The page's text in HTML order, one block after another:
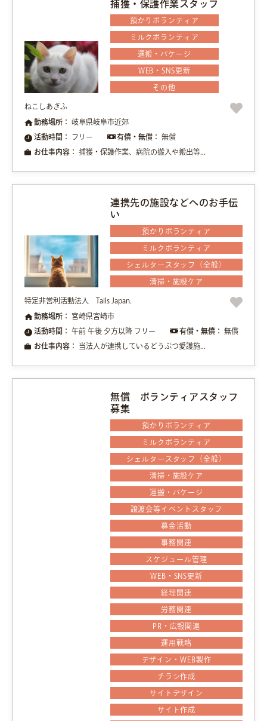
捕獲・保護作業スタッフ
預かりボランティア
ミルクボランティア
運搬・バケージ
WEB・SNS更新
その他
ねこしあぎふ
勤務場所： 岐阜県岐阜市近郊
活動時間： フリー 有償・無償： 無償
お仕事内容： 捕獲・保護作業、病院の搬入や搬出等...
連携先の施設などへのお手伝
い
預かりボランティア
ミルクボランティア
シェルタースタッフ（全般）
清掃・施設ケア
特定非営利活動法人 Tails Japan.
勤務場所： 宮崎県宮崎市
活動時間： 午前 午後 夕方以降 フリー 有償・無償： 無償
お仕事内容： 当法人が連携しているどうぶつ愛護施...
無償 ボランティアスタッフ
募集
預かりボランティア
ミルクボランティア
シェルタースタッフ（全般）
清掃・施設ケア
運搬・バケージ
譲渡会等イベントスタッフ
募金活動
事務関連
スケジュール管理
WEB・SNS更新
経理関連
労務関連
PR・広報関連
運用戦略
デザイン・WEB製作
チラシ作成
サイトデザイン
サイト作成